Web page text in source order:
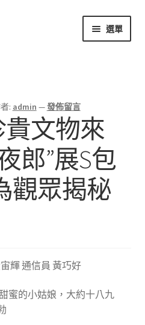
選單
: admin —發佈留言
貴文物來
郎”展S包
觀眾揭秘
輝 通信員 黃巧好
蜜的小姑娘，大約十八九